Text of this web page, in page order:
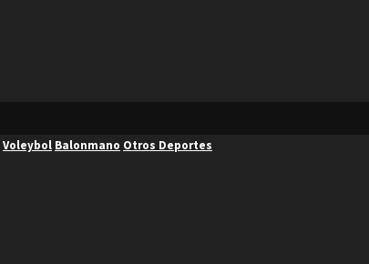
Voleybol Balonmano Otros Deportes